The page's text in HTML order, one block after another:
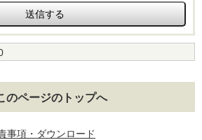
のページのトップへ
事項・ダウンロード